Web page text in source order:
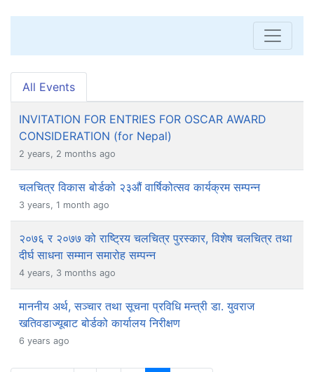
All Events
INVITATION FOR ENTRIES FOR OSCAR AWARD
CONSIDERATION (for Nepal)
2 years, 2 months ago
चलचित्र विकास बोर्डको २३औं वार्षिकोत्सव कार्यक्रम सम्पन्न
3 years, 1 month ago
२०७६ र २०७७ को राष्ट्रिय चलचित्र पुरस्कार, विशेष चलचित्र तथा
दीर्घ साधना सम्मान समारोह सम्पन्न
4 years, 3 months ago
माननीय अर्थ, सञ्चार तथा सूचना प्रविधि मन्त्री डा. युवराज
खतिवडाज्यूबाट बोर्डको कार्यालय निरीक्षण
6 years ago